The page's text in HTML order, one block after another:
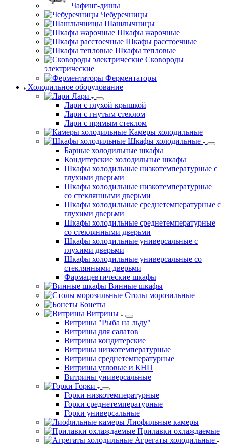
Чафинг-дишы
Чебуречницы
Шашлычницы
Шкафы жарочные
Шкафы расстоечные
Шкафы тепловые
Сковороды
электрические
Ферментаторы
Холодильное оборудование
Лари
Лари с глухой крышкой
Лари с гнутым стеклом
Лари с прямым стеклом
Камеры холодильные
Шкафы холодильные
Барные холодильные шкафы
Кондитерские холодильные шкафы
Шкафы холодильные низкотемпературные с
глухими дверьми
Шкафы холодильные низкотемпературные
со стеклянными дверьми
Шкафы холодильные среднетемпературные с
глухими дверьми
Шкафы холодильные среднетемпературные
со стеклянными дверьми
Шкафы холодильные универсальные с
глухими дверьми
Шкафы холодильные универсальные со
стеклянными дверьми
Фармацевтические шкафы
Винные шкафы
Столы морозильные
Бонеты
Витрины
Витрины "Рыба на льду"
Витрины для салатов
Витрины кондитерские
Витрины низкотемпературные
Витрины среднетемпературные
Витрины угловые и КНП
Витрины универсальные
Горки
Горки низкотемпературные
Горки среднетемпературные
Горки универсальные
Лиофильные камеры
Прилавки охлаждаемые
Агрегаты холодильные